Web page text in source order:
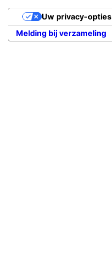
Melding bij verzameling
Uw privacy-opties